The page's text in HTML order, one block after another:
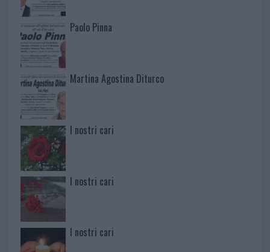
Paolo Pinna
Martina Agostina Diturco
I nostri cari
I nostri cari
I nostri cari